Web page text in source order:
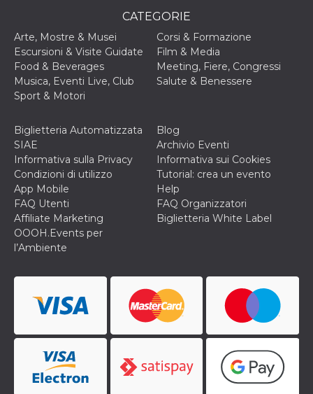
CATEGORIE
Arte, Mostre & Musei
Corsi & Formazione
Escursioni & Visite Guidate
Film & Media
Food & Beverages
Meeting, Fiere, Congressi
Musica, Eventi Live, Club
Salute & Benessere
Sport & Motori
Biglietteria Automatizzata
SIAE
Blog
Archivio Eventi
Informativa sulla Privacy
Informativa sui Cookies
Condizioni di utilizzo
Tutorial: crea un evento
App Mobile
Help
FAQ Utenti
FAQ Organizzatori
Affiliate Marketing
Biglietteria White Label
OOOH.Events per
l’Ambiente